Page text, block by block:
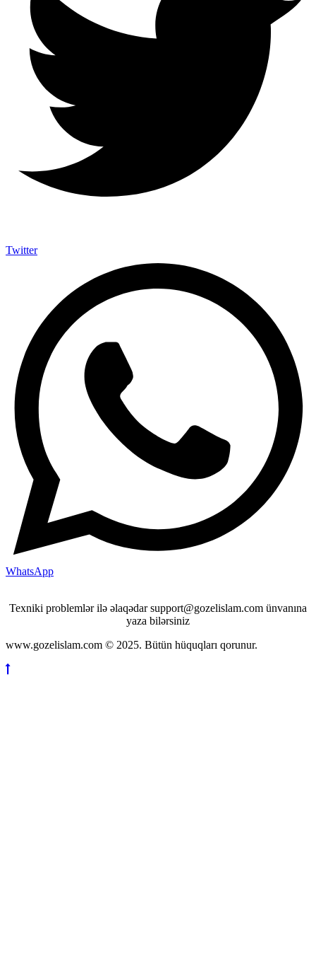
Twitter
WhatsApp
Texniki problemlər ilə əlaqədar support@gozelislam.com ünvanına
yaza bilərsiniz
www.gozelislam.com © 2025. Bütün hüquqları qorunur.